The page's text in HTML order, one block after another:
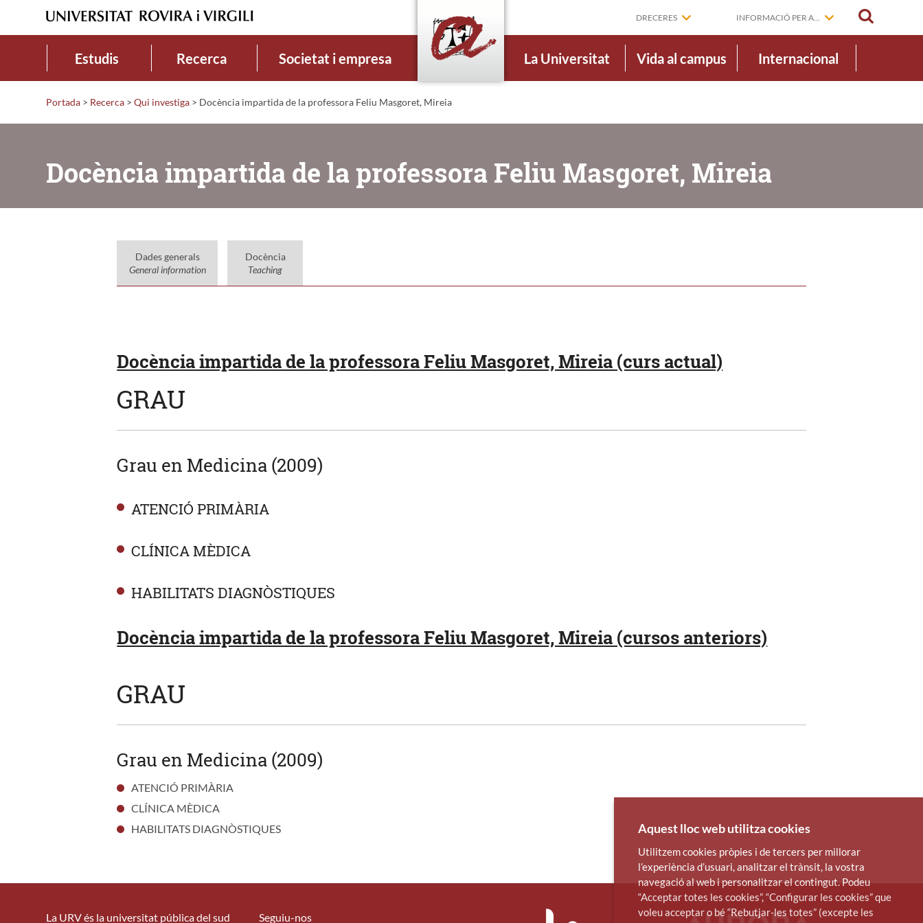
DRECERES INFORMACIÓ PER A...
Estudis Recerca Societat i empresa La Universitat Vida al campus Internacional
Portada > Recerca > Qui investiga > Docència impartida de la professora Feliu Masgoret, Mireia
Docència impartida de la professora Feliu Masgoret, Mireia
Dades generals
General information
Docència
Teaching
Docència impartida de la professora Feliu Masgoret, Mireia (curs actual)
GRAU
Grau en Medicina (2009)
ATENCIÓ PRIMÀRIA
CLÍNICA MÈDICA
HABILITATS DIAGNÒSTIQUES
Docència impartida de la professora Feliu Masgoret, Mireia (cursos anteriors)
GRAU
Grau en Medicina (2009)
ATENCIÓ PRIMÀRIA
CLÍNICA MÈDICA
HABILITATS DIAGNÒSTIQUES
La URV és la universitat pública del sud Seguiu-nos
Aquest lloc web utilitza cookies
Utilitzem cookies pròpies i de tercers per millorar
l’experiència d’usuari, analitzar el trànsit, la vostra
navegació al web i personalitzar el contingut. Podeu
“Acceptar totes les cookies”, “Configurar les cookies” que
voleu acceptar o bé “Rebutjar-les totes” (excepte les